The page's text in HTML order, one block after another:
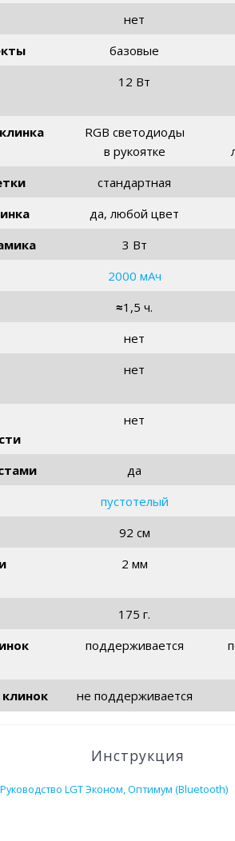
нет
базовые
12 Вт
RGB светодиоды
в рукоятке
стандартная
да, любой цвет
3 Вт
2000 мАч
≈1,5 ч.
нет
нет
нет
да
пустотелый
92 см
2 мм
175 г.
поддерживается
не поддерживается
Инструкция
Руководство LGT Эконом, Оптимум (Bluetooth)